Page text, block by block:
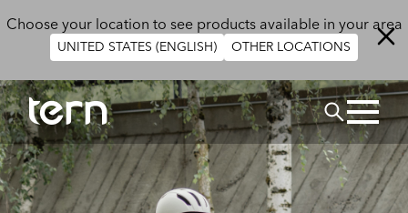
Choose your location to see products available in your area
UNITED STATES (ENGLISH) OTHER LOCATIONS
CHERCHER